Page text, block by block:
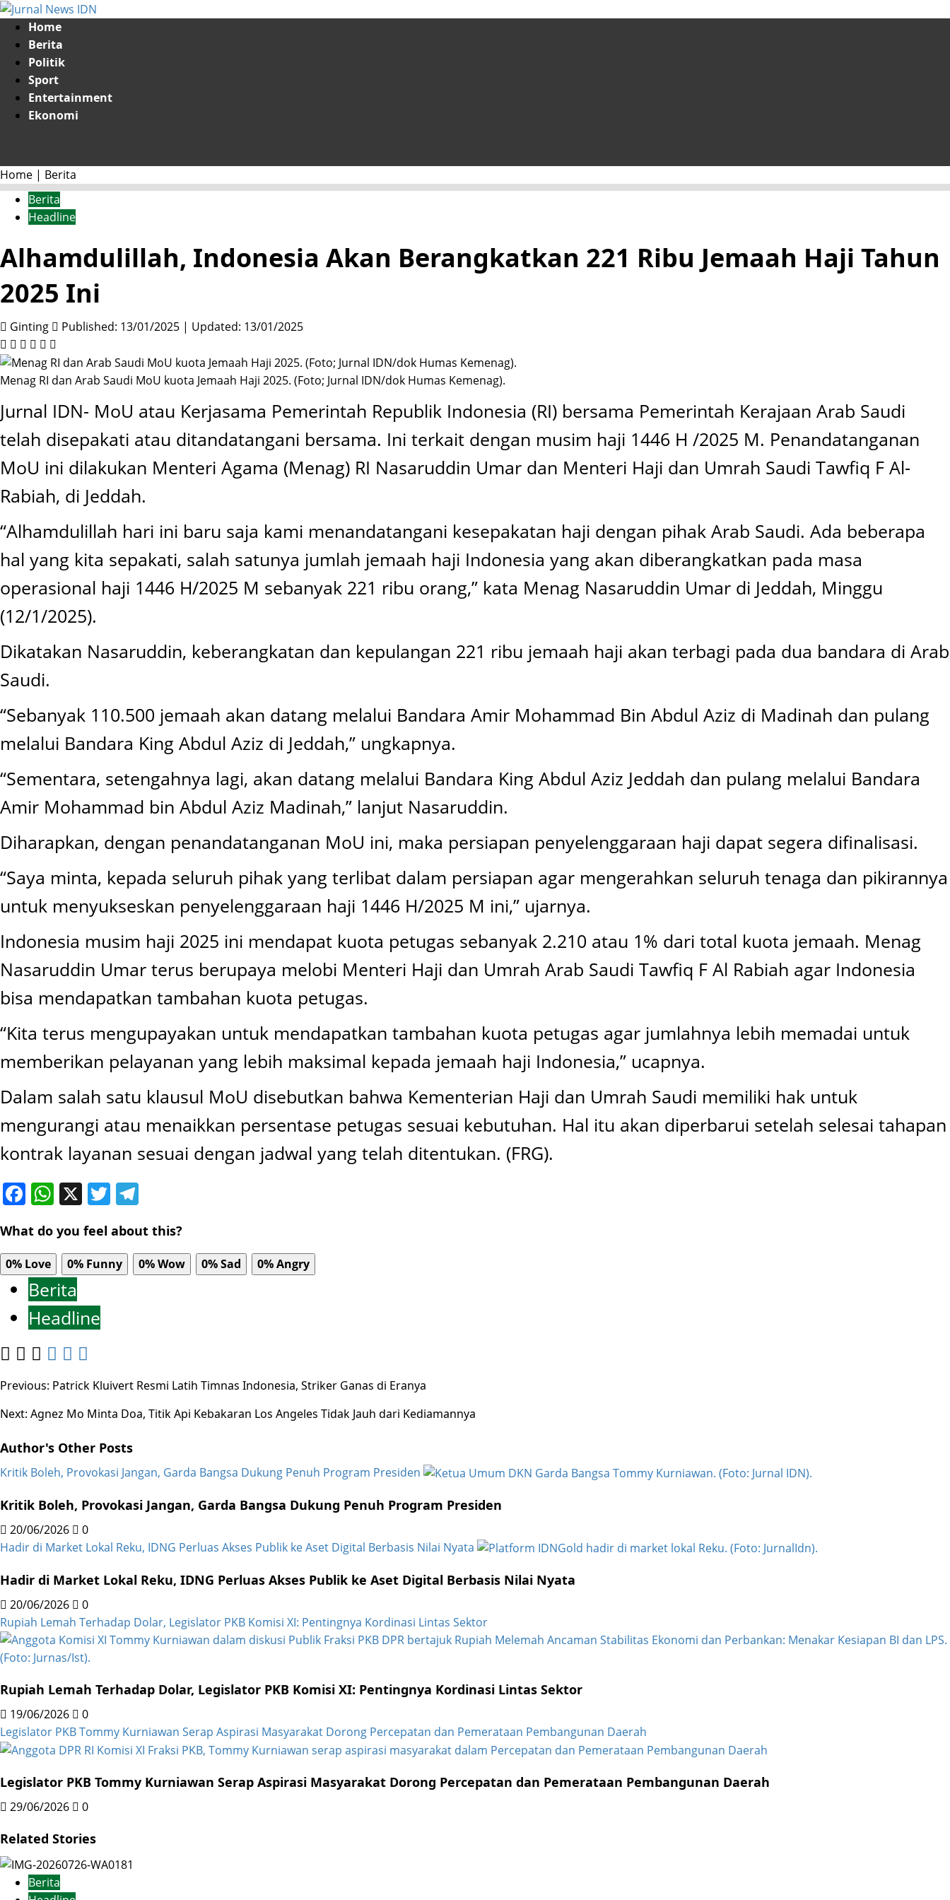
Skip
content
Primary
Menu
Home
Berita
Politik
Sport
Entertainment
Ekonomi
Home | Berita
Berita
Headline
Alhamdulillah, Indonesia Akan Berangkatkan 221 Ribu Jemaah Haji Tahun
2025 Ini
Ginting Published: 13/01/2025 | Updated: 13/01/2025
Menag RI dan Arab Saudi MoU kuota Jemaah Haji 2025. (Foto; Jurnal IDN/dok Humas Kemenag).
Jurnal IDN- MoU atau Kerjasama Pemerintah Republik Indonesia (RI) bersama Pemerintah Kerajaan Arab Saudi
telah disepakati atau ditandatangani bersama. Ini terkait dengan musim haji 1446 H /2025 M. Penandatanganan
MoU ini dilakukan Menteri Agama (Menag) RI Nasaruddin Umar dan Menteri Haji dan Umrah Saudi Tawfiq F Al-
Rabiah, di Jeddah.
“Alhamdulillah hari ini baru saja kami menandatangani kesepakatan haji dengan pihak Arab Saudi. Ada beberapa
hal yang kita sepakati, salah satunya jumlah jemaah haji Indonesia yang akan diberangkatkan pada masa
operasional haji 1446 H/2025 M sebanyak 221 ribu orang,” kata Menag Nasaruddin Umar di Jeddah, Minggu
(12/1/2025).
Dikatakan Nasaruddin, keberangkatan dan kepulangan 221 ribu jemaah haji akan terbagi pada dua bandara di Arab
Saudi.
“Sebanyak 110.500 jemaah akan datang melalui Bandara Amir Mohammad Bin Abdul Aziz di Madinah dan pulang
melalui Bandara King Abdul Aziz di Jeddah,” ungkapnya.
“Sementara, setengahnya lagi, akan datang melalui Bandara King Abdul Aziz Jeddah dan pulang melalui Bandara
Amir Mohammad bin Abdul Aziz Madinah,” lanjut Nasaruddin.
Diharapkan, dengan penandatanganan MoU ini, maka persiapan penyelenggaraan haji dapat segera difinalisasi.
“Saya minta, kepada seluruh pihak yang terlibat dalam persiapan agar mengerahkan seluruh tenaga dan pikirannya
untuk menyukseskan penyelenggaraan haji 1446 H/2025 M ini,” ujarnya.
Indonesia musim haji 2025 ini mendapat kuota petugas sebanyak 2.210 atau 1% dari total kuota jemaah. Menag
Nasaruddin Umar terus berupaya melobi Menteri Haji dan Umrah Arab Saudi Tawfiq F Al Rabiah agar Indonesia
bisa mendapatkan tambahan kuota petugas.
“Kita terus mengupayakan untuk mendapatkan tambahan kuota petugas agar jumlahnya lebih memadai untuk
memberikan pelayanan yang lebih maksimal kepada jemaah haji Indonesia,” ucapnya.
Dalam salah satu klausul MoU disebutkan bahwa Kementerian Haji dan Umrah Saudi memiliki hak untuk
mengurangi atau menaikkan persentase petugas sesuai kebutuhan. Hal itu akan diperbarui setelah selesai tahapan
kontrak layanan sesuai dengan jadwal yang telah ditentukan. (FRG).
Facebook
WhatsApp
X Twitter
What do you feel about this?
0% Love 0% Funny 0%Wow 0%Sad 0%Angry
Berita
Headline
Post
navigation
Previous: Patrick Kluivert Resmi Latih Timnas Indonesia, Striker Ganas di Eranya
Next: Agnez Mo Minta Doa, Titik Api Kebakaran Los Angeles Tidak Jauh dari Kediamannya
Author's Other Posts
Kritik Boleh, Provokasi Jangan, Garda Bangsa Dukung Penuh Program Presiden
Kritik Boleh, Provokasi Jangan, Garda Bangsa Dukung Penuh Program Presiden
20/06/2026
0
Hadir di Market Lokal Reku, IDNG Perluas Akses Publik ke Aset Digital Berbasis Nilai Nyata
Hadir di Market Lokal Reku, IDNG Perluas Akses Publik ke Aset Digital Berbasis Nilai Nyata
20/06/2026
0
Rupiah Lemah Terhadap Dolar, Legislator PKB Komisi XI: Pentingnya Kordinasi Lintas Sektor
Rupiah Lemah Terhadap Dolar, Legislator PKB Komisi XI: Pentingnya Kordinasi Lintas Sektor
19/06/2026
0
Legislator PKB Tommy Kurniawan Serap Aspirasi Masyarakat Dorong Percepatan dan Pemerataan Pembangunan Daerah
Legislator PKB Tommy Kurniawan Serap Aspirasi Masyarakat Dorong Percepatan dan Pemerataan Pembangunan Daerah
29/06/2026 0
Related Stories
Berita